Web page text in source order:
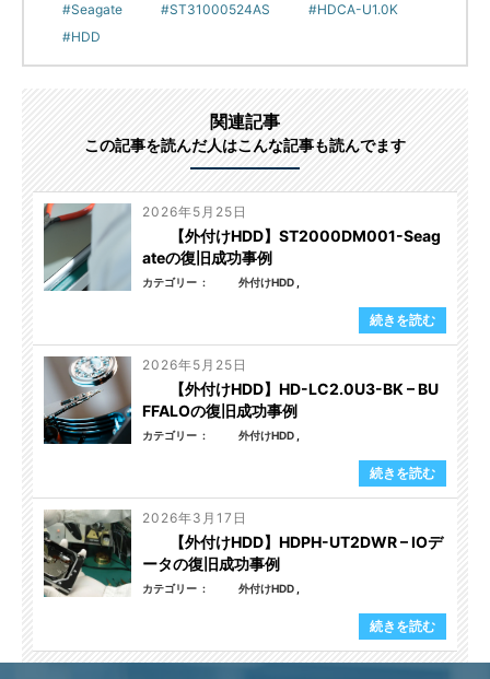
Seagate ST31000524AS
HDCA-U1.0K
HDD
関連記事
この記事を読んだ人はこんな記事も読んでます
2026年5月25日
【外付けHDD】ST2000DM001-Seag
ateの復旧成功事例
カテゴリー 外付けHDD
続きを読む
2026年5月25日
【外付けHDD】HD-LC2.0U3-BK – BU
FFALOの復旧成功事例
カテゴリー 外付けHDD
続きを読む
2026年3月17日
【外付けHDD】HDPH-UT2DWR – IOデ
ータの復旧成功事例
カテゴリー 外付けHDD
続きを読む